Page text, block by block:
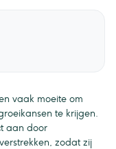
vaak moeite om
te krijgen.
aan door
zodat zij